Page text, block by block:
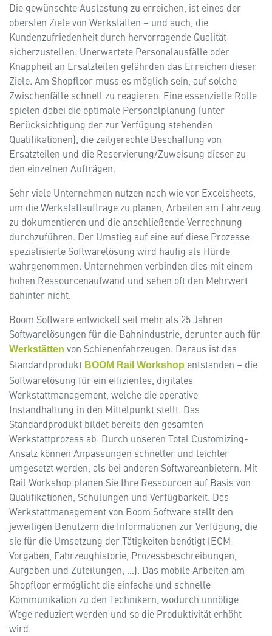
Die gewünschte Auslastung zu erreichen, ist eines der
obersten Ziele von Werkstätten – und auch, die
Kundenzufriedenheit durch hervorragende Qualität
sicherzustellen. Unerwartete Personalausfälle oder
Knappheit an Ersatzteilen gefährden das Erreichen dieser
Ziele. Am Shopfloor muss es möglich sein, auf solche
Zwischenfälle schnell zu reagieren. Eine essenzielle Rolle
spielen dabei die optimale Personalplanung (unter
Berücksichtigung der zur Verfügung stehenden
Qualifikationen), die zeitgerechte Beschaffung von
Ersatzteilen und die Reservierung/Zuweisung dieser zu
den einzelnen Aufträgen.
Sehr viele Unternehmen nutzen nach wie vor Excelsheets,
um die Werkstattaufträge zu planen, Arbeiten am Fahrzeug
zu dokumentieren und die anschließende Verrechnung
durchzuführen. Der Umstieg auf eine auf diese Prozesse
spezialisierte Softwarelösung wird häufig als Hürde
wahrgenommen. Unternehmen verbinden dies mit einem
hohen Ressourcenaufwand und sehen oft den Mehrwert
dahinter nicht.
Boom Software entwickelt seit mehr als 25 Jahren
Softwarelösungen für die Bahnindustrie, darunter auch für
Werkstätten von Schienenfahrzeugen. Daraus ist das
Standardprodukt BOOM Rail Workshop entstanden – die
Softwarelösung für ein effizientes, digitales
Werkstattmanagement, welche die operative
Instandhaltung in den Mittelpunkt stellt. Das
Standardprodukt bildet bereits den gesamten
Werkstattprozess ab. Durch unseren Total Customizing-
Ansatz können Anpassungen schneller und leichter
umgesetzt werden, als bei anderen Softwareanbietern. Mit
Rail Workshop planen Sie Ihre Ressourcen auf Basis von
Qualifikationen, Schulungen und Verfügbarkeit. Das
Werkstattmanagement von Boom Software stellt den
jeweiligen Benutzern die Informationen zur Verfügung, die
sie für die Umsetzung der Tätigkeiten benötigt (ECM-
Vorgaben, Fahrzeughistorie, Prozessbeschreibungen,
Aufgaben und Zuteilungen, …). Das mobile Arbeiten am
Shopfloor ermöglicht die einfache und schnelle
Kommunikation zu den Technikern, wodurch unnötige
Wege reduziert werden und so die Produktivität erhöht
wird.